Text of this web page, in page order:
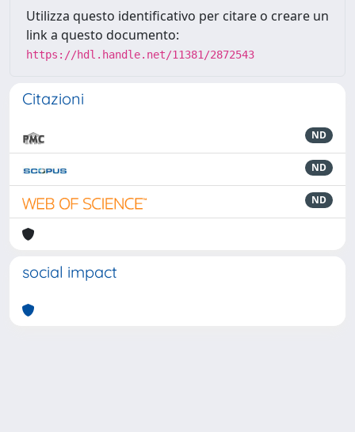
Utilizza questo identificativo per citare o creare un
link a questo documento:
https://hdl.handle.net/11381/2872543
Citazioni
ND
ND
ND
social impact